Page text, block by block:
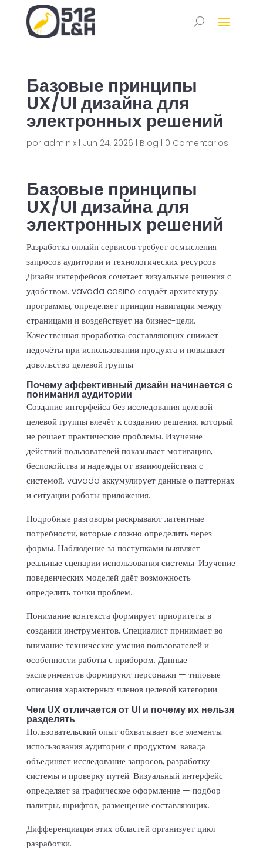
Базовые принципы
UX/UI дизайна для
электронных решений
por admlnlx| Jun 24, 2026 | Blog | 0 Comentarios
Базовые принципы
UX/UI дизайна для
электронных решений
Разработка онлайн сервисов требует осмысления
запросов аудитории и технологических ресурсов.
Дизайн интерфейсов сочетает визуальные решения с
удобством. vavada casino создаёт архитектуру
программы, определяет принцип навигации между
страницами и воздействует на бизнес-цели.
Качественная проработка составляющих снижает
недочёты при использовании продукта и повышает
довольство целевой группы.
Почему эффективный дизайн начинается с
понимания аудитории
Создание интерфейса без исследования целевой
целевой группы влечёт к созданию решения, который
не решает практические проблемы. Изучение
действий пользователей показывает мотивацию,
беспокойства и надежды от взаимодействия с
системой. vavada аккумулирует данные о паттернах
и ситуации работы приложения.
Подробные разговоры раскрывают латентные
потребности, которые сложно определить через
формы. Наблюдение за поступками выявляет
реальные сценарии использования системы. Изучение
поведенческих моделей даёт возможность
определить точки проблем.
Понимание контекста формирует приоритеты в
создании инструментов. Специалист принимает во
внимание технические умения пользователей и
особенности работы с прибором. Данные
экспериментов формируют персонажи — типовые
описания характерных членов целевой категории.
Чем UX отличается от UI и почему их нельзя
разделять
Пользовательский опыт обхватывает все элементы
использования аудитории с продуктом: вавада
объединяет исследование запросов, разработку
системы и проверку путей. Визуальный интерфейс
определяет за графическое оформление — подбор
палитры, шрифтов, размещение составляющих.
Дифференциация этих областей организует цикл
разработки: